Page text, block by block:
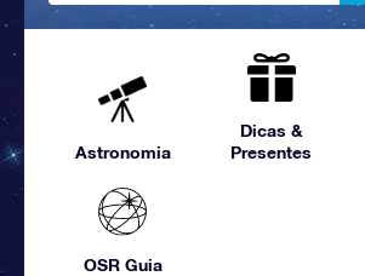
Astronomia
Dicas &
Presentes
OSR Guia